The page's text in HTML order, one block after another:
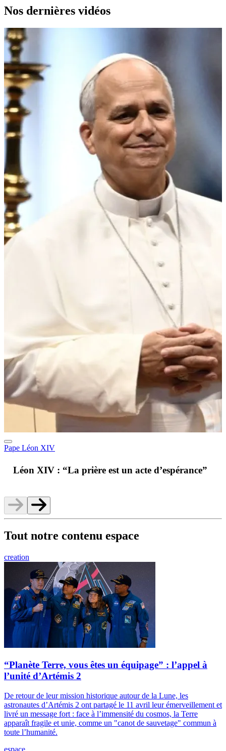
Nos dernières vidéos
Pape Léon XIV
Léon XIV : “La prière est un acte d’espérance”
Tout notre contenu espace
creation
“Planète Terre, vous êtes un équipage” : l’appel à
l’unité d’Artémis 2
De retour de leur mission historique autour de la Lune, les
astronautes d’Artémis 2 ont partagé le 11 avril leur émerveillement et
livré un message fort : face à l’immensité du cosmos, la Terre
apparaît fragile et unie, comme un "canot de sauvetage" commun à
toute l’humanité.
espace